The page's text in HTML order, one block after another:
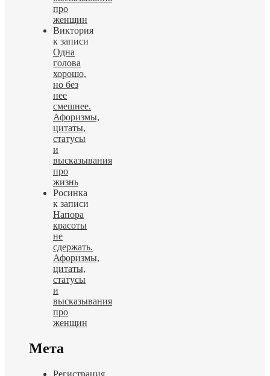
про
женщин
Виктория
к записи
Одна
голова
хорошо,
но без
нее
смешнее.
Афоризмы,
цитаты,
статусы
и
высказывания
про
жизнь
Росинка
к записи
Напора
красоты
не
сдержать.
Афоризмы,
цитаты,
статусы
и
высказывания
про
женщин
Мета
Регистрация